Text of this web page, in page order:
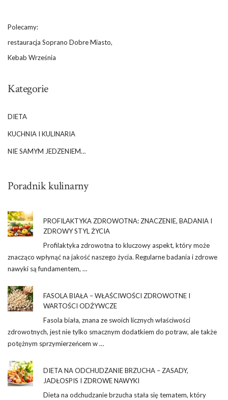
Polecamy:
restauracja Soprano Dobre Miasto,
Kebab Września
Kategorie
DIETA
KUCHNIA I KULINARIA
NIE SAMYM JEDZENIEM…
Poradnik kulinarny
PROFILAKTYKA ZDROWOTNA: ZNACZENIE, BADANIA I
ZDROWY STYL ŻYCIA
Profilaktyka zdrowotna to kluczowy aspekt, który może
znacząco wpłynąć na jakość naszego życia. Regularne badania i zdrowe
nawyki są fundamentem, …
FASOLA BIAŁA – WŁAŚCIWOŚCI ZDROWOTNE I
WARTOŚCI ODŻYWCZE
Fasola biała, znana ze swoich licznych właściwości
zdrowotnych, jest nie tylko smacznym dodatkiem do potraw, ale także
potężnym sprzymierzeńcem w …
DIETA NA ODCHUDZANIE BRZUCHA – ZASADY,
JADŁOSPIS I ZDROWE NAWYKI
Dieta na odchudzanie brzucha stała się tematem, który